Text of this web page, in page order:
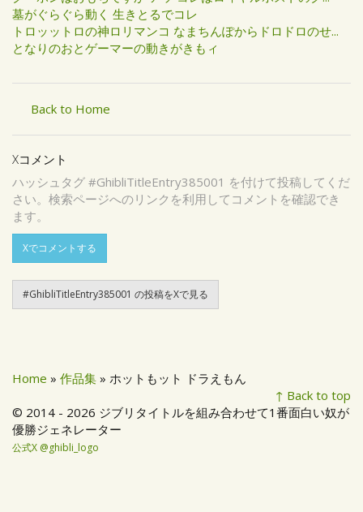
墓がぐらぐら動く 生きとるでコレ
トロッットロの神ロリマンコ なまちんぽからドロドロのせ...
となりのおとゲーマーの動きがきもィ
Back to Home
Xコメント
ハッシュタグ #GhibliTitleEntry385001 を付けて投稿してくだ
さい。検索ページへのリンクを利用してコメントを確認でき
ます。
Xでコメントする
#GhibliTitleEntry385001 の投稿をXで見る
Home » 作品集 » ホットもット ドラえもん
↑ Back to top
© 2014 - 2026 ジブリタイトルを組み合わせて1番面白い奴が
優勝ジェネレーター
公式X @ghibli_logo